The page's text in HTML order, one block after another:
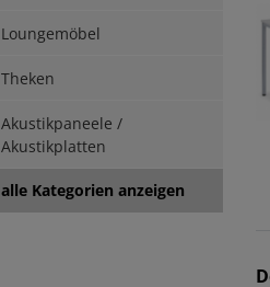
Loungemöbel
Theken
Akustikpaneele /
Akustikplatten
alle Kategorien anzeigen